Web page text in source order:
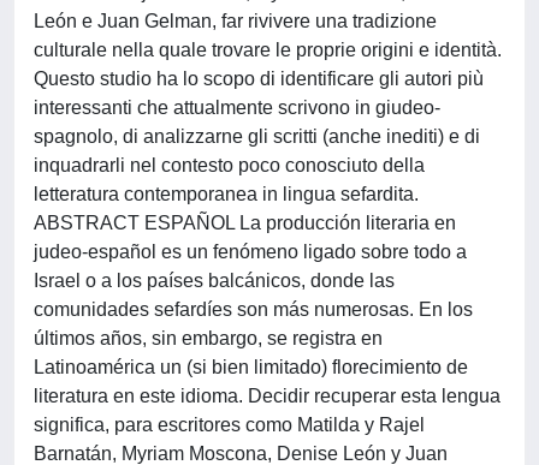
León e Juan Gelman, far rivivere una tradizione
culturale nella quale trovare le proprie origini e identità.
Questo studio ha lo scopo di identificare gli autori più
interessanti che attualmente scrivono in giudeo-
spagnolo, di analizzarne gli scritti (anche inediti) e di
inquadrarli nel contesto poco conosciuto della
letteratura contemporanea in lingua sefardita.
ABSTRACT ESPAÑOL La producción literaria en
judeo-español es un fenómeno ligado sobre todo a
Israel o a los países balcánicos, donde las
comunidades sefardíes son más numerosas. En los
últimos años, sin embargo, se registra en
Latinoamérica un (si bien limitado) florecimiento de
literatura en este idioma. Decidir recuperar esta lengua
significa, para escritores como Matilda y Rajel
Barnatán, Myriam Moscona, Denise León y Juan